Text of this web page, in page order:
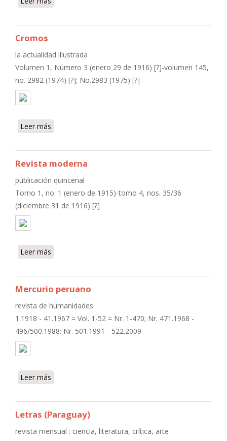
Cromos
la actualidad illustrada
Volumen 1, Número 3 (enero 29 de 1916) [?]-volumen 145,
no. 2982 (1974) [?]; No.2983 (1975) [?] -
Leer más
Revista moderna
publicación quincenal
Tomo 1, no. 1 (enero de 1915)-tomo 4, nos. 35/36
(diciembre 31 de 1916) [?]
Leer más
Mercurio peruano
revista de humanidades
1.1918 - 41.1967 = Vol. 1-52 = Nr. 1-470; Nr. 471.1968 -
496/500.1988; Nr. 501.1991 - 522.2009
Leer más
Letras (Paraguay)
revista mensual : ciencia, literatura, crítica, arte